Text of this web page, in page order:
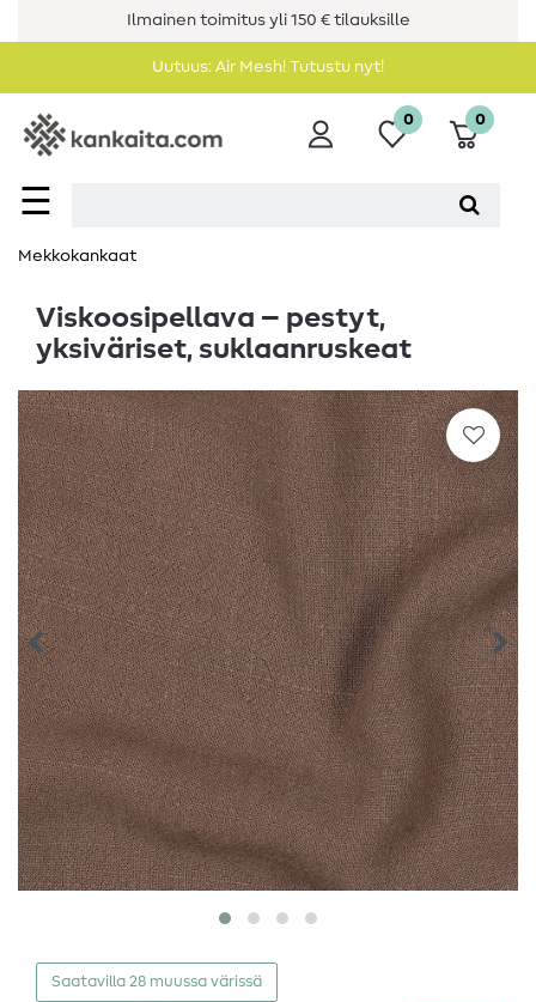
Ilmainen toimitus yli 150 € tilauksille
Uutuus: Air Mesh! Tutustu nyt!
☰
0 0
Mekkokankaat
Viskoosipellava – pestyt,
yksiväriset, suklaanruskeat
Saatavilla 28 muussa värissä